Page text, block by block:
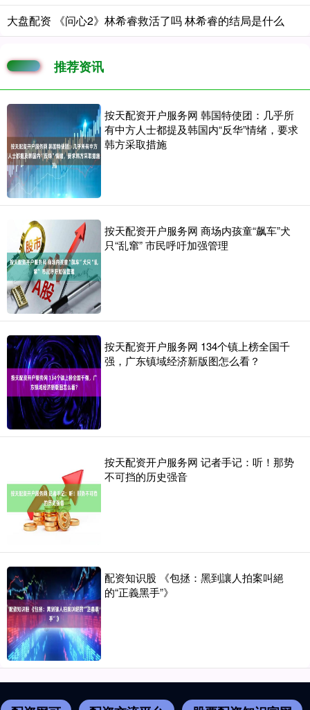
大盘配资 《问心2》林希睿救活了吗 林希睿的结局是什么
推荐资讯
按天配资开户服务网 韩国特使团：几乎所
有中方人士都提及韩国内“反华”情绪，要求
韩方采取措施
按天配资开户服务网 商场内孩童“飙车”犬
只“乱窜” 市民呼吁加强管理
按天配资开户服务网 134个镇上榜全国千
强，广东镇域经济新版图怎么看？
按天配资开户服务网 记者手记：听！那势
不可挡的历史强音
配资知识股 《包拯：黑到讓人拍案叫絕
的“正義黑手”》